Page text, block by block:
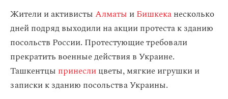
Жители и активистыАлматы иБишкеканесколько
дней подряд выходили на акции протеста к зданию
посольств России. Протестующие требовали
прекратить военные действия в Украине.
Ташкентцы принеслицветы, мягкие игрушки и
записки к зданию посольства Украины.